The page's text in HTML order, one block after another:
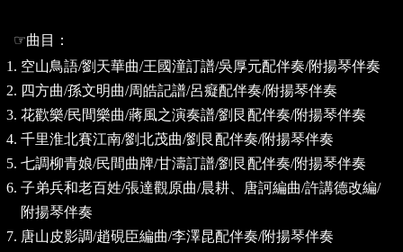
☞曲目：
空山鳥語/劉天華曲/王國潼訂譜/吳厚元配伴奏/附揚琴伴奏
四方曲/孫文明曲/周皓記譜/呂癡配伴奏/附揚琴伴奏
花歡樂/民間樂曲/蔣風之演奏譜/劉艮配伴奏/附揚琴伴奏
千里淮北賽江南/劉北茂曲/劉艮配伴奏/附揚琴伴奏
七調柳青娘/民間曲牌/甘濤訂譜/劉艮配伴奏/附揚琴伴奏
子弟兵和老百姓/張達觀原曲/晨耕、唐訶編曲/許講德改編/
附揚琴伴奏
唐山皮影調/趙硯臣編曲/李澤昆配伴奏/附揚琴伴奏